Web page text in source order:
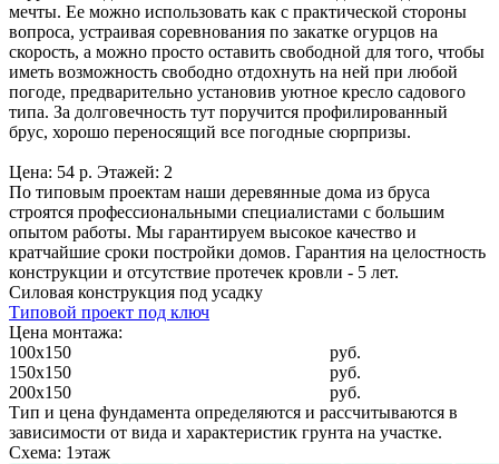
мечты. Ее можно использовать как с практической стороны
вопроса, устраивая соревнования по закатке огурцов на
скорость, а можно просто оставить свободной для того, чтобы
иметь возможность свободно отдохнуть на ней при любой
погоде, предварительно установив уютное кресло садового
типа. За долговечность тут поручится профилированный
брус, хорошо переносящий все погодные сюрпризы.
Цена: 54 р. Этажей: 2
По типовым проектам наши деревянные дома из бруса
строятся профессиональными специалистами с большим
опытом работы. Мы гарантируем высокое качество и
кратчайшие сроки постройки домов. Гарантия на целостность
конструкции и отсутствие протечек кровли - 5 лет.
Силовая конструкция под усадку
Типовой проект под ключ
Цена монтажа:
100x150
руб.
150x150
руб.
200x150
руб.
Тип и цена фундамента определяются и рассчитываются в
зависимости от вида и характеристик грунта на участке.
Схема: 1этаж